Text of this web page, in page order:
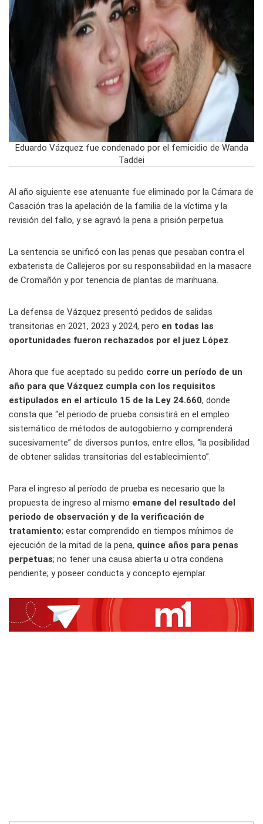
Eduardo Vázquez fue condenado por el femicidio de Wanda
Taddei
Al año siguiente ese atenuante fue eliminado por la Cámara de
Casación tras la apelación de la familia de la víctima y la
revisión del fallo, y se agravó la pena a prisión perpetua.
La sentencia se unificó con las penas que pesaban contra el
exbaterista de Callejeros por su responsabilidad en la masacre
de Cromañón y por tenencia de plantas de marihuana.
La defensa de Vázquez presentó pedidos de salidas
transitorias en 2021, 2023 y 2024, pero en todas las
oportunidades fueron rechazados por el juez López.
Ahora que fue aceptado su pedido corre un período de un
año para que Vázquez cumpla con los requisitos
estipulados en el artículo 15 de la Ley 24.660, donde
consta que “el periodo de prueba consistirá en el empleo
sistemático de métodos de autogobierno y comprenderá
sucesivamente” de diversos puntos, entre ellos, “la posibilidad
de obtener salidas transitorias del establecimiento”.
Para el ingreso al período de prueba es necesario que la
propuesta de ingreso al mismo emane del resultado del
periodo de observación y de la verificación de
tratamiento; estar comprendido en tiempos mínimos de
ejecución de la mitad de la pena, quince años para penas
perpetuas; no tener una causa abierta u otra condena
pendiente; y poseer conducta y concepto ejemplar.